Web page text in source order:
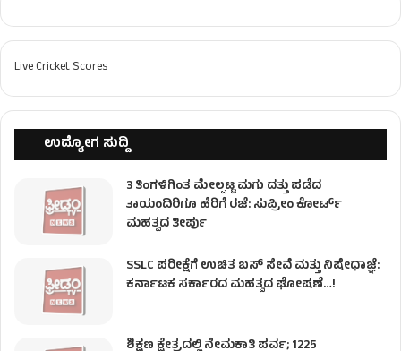
Live Cricket Scores
ಉದ್ಯೋಗ ಸುದ್ದಿ
3 ತಿಂಗಳಿಗಿಂತ ಮೇಲ್ಪಟ್ಟ ಮಗು ದತ್ತು ಪಡೆದ
ತಾಯಂದಿರಿಗೂ ಹೆರಿಗೆ ರಜೆ: ಸುಪ್ರೀಂ ಕೋರ್ಟ್
ಮಹತ್ವದ ತೀರ್ಪು
SSLC ಪರೀಕ್ಷೆಗೆ ಉಚಿತ ಬಸ್ ಸೇವೆ ಮತ್ತು ನಿಷೇಧಾಜ್ಞೆ:
ಕರ್ನಾಟಕ ಸರ್ಕಾರದ ಮಹತ್ವದ ಘೋಷಣೆ…!
ಶಿಕ್ಷಣ ಕ್ಷೇತ್ರದಲ್ಲಿ ನೇಮಕಾತಿ ಪರ್ವ; 1225